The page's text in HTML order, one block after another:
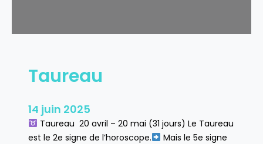
Taureau
14 juin 2025
Taureau 20 avril – 20 mai (31 jours) Le Taureau
est le 2e signe de l’horoscope.
Mais le 5e signe